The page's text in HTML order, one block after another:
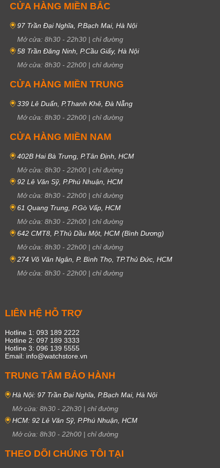
CỬA HÀNG MIỀN BẮC
97 Trần Đại Nghĩa, P.Bạch Mai, Hà Nội
Mở cửa: 8h30 - 22h30 | chỉ đường
58 Trần Đăng Ninh, P.Cầu Giấy, Hà Nội
Mở cửa: 8h30 - 22h00 | chỉ đường
CỬA HÀNG MIỀN TRUNG
339 Lê Duẩn, P.Thanh Khê, Đà Nẵng
Mở cửa: 8h30 - 22h00 | chỉ đường
CỬA HÀNG MIỀN NAM
402B Hai Bà Trưng, P.Tân Định, HCM
Mở cửa: 8h30 - 22h00 | chỉ đường
92 Lê Văn Sỹ, P.Phú Nhuận, HCM
Mở cửa: 8h30 - 22h00 | chỉ đường
61 Quang Trung, P.Gò Vấp, HCM
Mở cửa: 8h30 - 22h00 | chỉ đường
642 CMT8, P.Thủ Dầu Một, HCM (Bình Dương)
Mở cửa: 8h30 - 22h00 | chỉ đường
274 Võ Văn Ngân, P. Bình Thọ, TP.Thủ Đức, HCM
Mở cửa: 8h30 - 22h00 | chỉ đường
LIÊN HỆ HỖ TRỢ
Hotline 1: 093 189 2222
Hotline 2: 097 189 3333
Hotline 3: 096 139 5555
Email: info@watchstore.vn
TRUNG TÂM BẢO HÀNH
Hà Nội: 97 Trần Đại Nghĩa, P.Bạch Mai, Hà Nội
Mở cửa: 8h30 - 22h30 | chỉ đường
HCM: 92 Lê Văn Sỹ, P.Phú Nhuận, HCM
Mở cửa: 8h30 - 22h00 | chỉ đường
THEO DÕI CHÚNG TÔI TẠI